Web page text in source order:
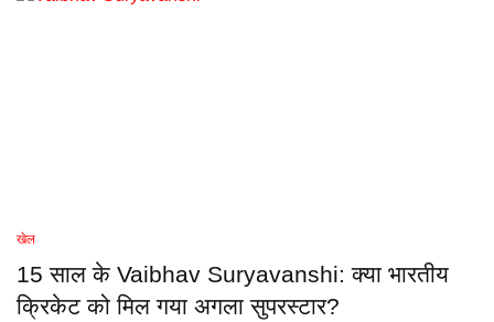
खेल
15 साल के Vaibhav Suryavanshi: क्या भारतीय
क्रिकेट को मिल गया अगला सुपरस्टार?